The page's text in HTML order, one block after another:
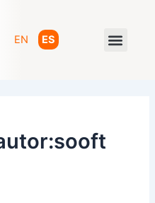
EN ES